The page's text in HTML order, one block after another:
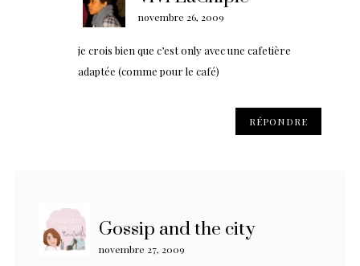
novembre 26, 2009
je crois bien que c’est only avec une cafetière
adaptée (comme pour le café)
RÉPONDRE
Gossip and the city
novembre 27, 2009